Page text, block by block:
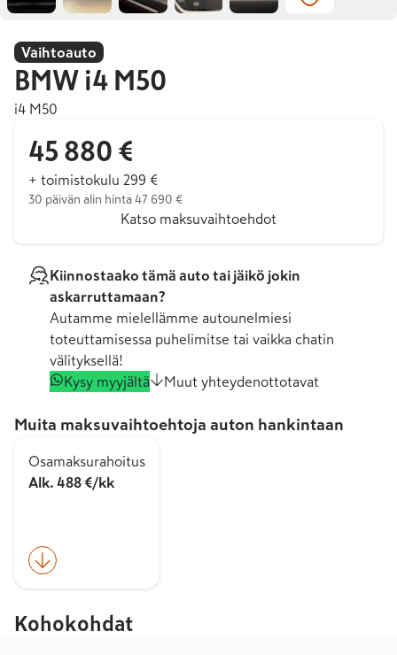
Vaihtoauto
BMW i4 M50
i4 M50
45 880 €
+ toimistokulu 299 €
30 päivän alin hinta 47 690 €
Katso maksuvaihtoehdot
Kiinnostaako tämä auto tai jäikö jokin
askarruttamaan?
Autamme mielellämme autounelmiesi
toteuttamisessa puhelimitse tai vaikka chatin
välityksellä!
Kysy myyjältä
Muut yhteydenottotavat
Muita maksuvaihtoehtoja auton hankintaan
Osamaksurahoitus
Alk. 488 €/kk
Kohokohdat